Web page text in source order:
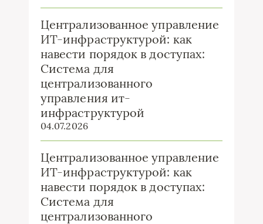
Централизованное управление
ИТ-инфраструктурой: как
навести порядок в доступах:
Система для
централизованного
управления ит-
инфраструктурой
04.07.2026
Централизованное управление
ИТ-инфраструктурой: как
навести порядок в доступах:
Система для
централизованного